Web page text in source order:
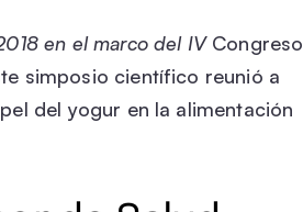
en el marco del IV Congreso
simposio científico reunió a
del yogur en la alimentación